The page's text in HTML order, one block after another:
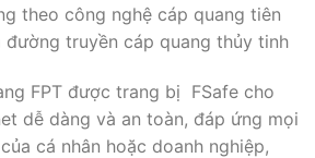
theo công nghệ cáp quang tiên
truyền cáp quang thủy tinh
FPT được trang bị FSafe cho
dễ dàng và an toàn, đáp ứng mọi
cá nhân hoặc doanh nghiệp,